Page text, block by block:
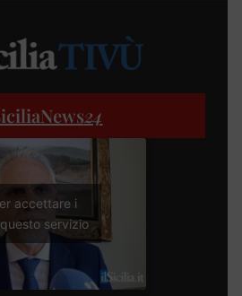
24
accettare i
servizio